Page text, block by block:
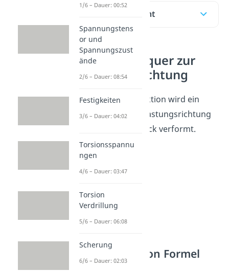
Inhaltsübersicht
Verformung quer zur
Belastungsrichtung
Bei der Querkontraktion wird ein
Bauteil quer zur Belastungsrichtung
durch Zug oder Druck verformt.
Querkontraktion Formel
1/6 – Dauer: 00:52
Spannungstens
or und
Spannungszust
ände
2/6 – Dauer: 08:54
Festigkeiten
3/6 – Dauer: 04:02
Torsionsspannu
ngen
4/6 – Dauer: 03:47
Torsion
Verdrillung
5/6 – Dauer: 06:08
Scherung
6/6 – Dauer: 02:03